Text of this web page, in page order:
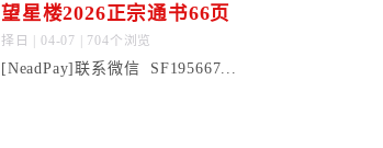
望星楼2026正宗通书66页
择日 | 04-07 | 704个浏览
[NeadPay]联系微信 SF195667...